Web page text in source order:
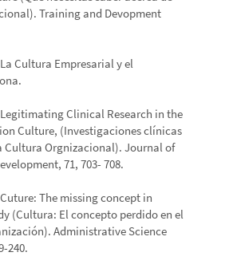
Training and Devopment
Cultura Empresarial y el
Legitimating Clinical Research in the
Culture, (Investigaciones clínicas
Cultura Orgnizacional). Journal of
71, 703- 708.
The missing concept in
(Cultura: El concepto perdido en el
Administrative Science
240.